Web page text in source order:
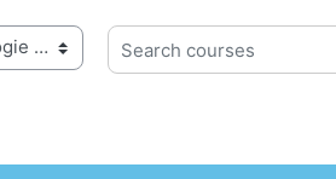
Search courses